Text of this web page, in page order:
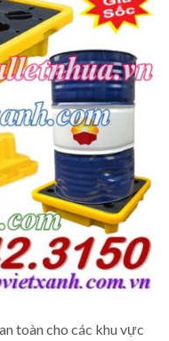
toàn cho các khu vực